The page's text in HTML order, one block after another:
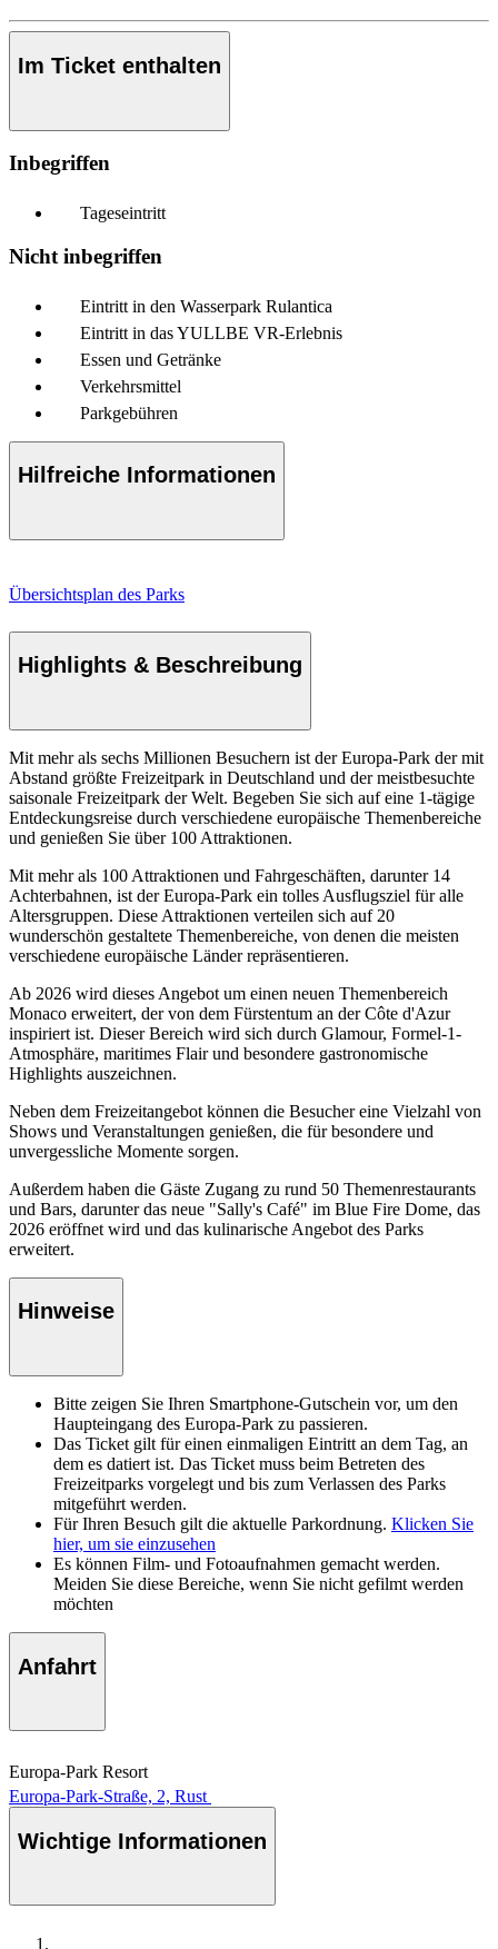
Im Ticket enthalten
Inbegriffen
Tageseintritt
Nicht inbegriffen
Eintritt in den Wasserpark Rulantica
Eintritt in das YULLBE VR-Erlebnis
Essen und Getränke
Verkehrsmittel
Parkgebühren
Hilfreiche Informationen
Übersichtsplan des Parks
Highlights & Beschreibung
Mit mehr als sechs Millionen Besuchern ist der Europa-Park der mit
Abstand größte Freizeitpark in Deutschland und der meistbesuchte
saisonale Freizeitpark der Welt. Begeben Sie sich auf eine 1-tägige
Entdeckungsreise durch verschiedene europäische Themenbereiche
und genießen Sie über 100 Attraktionen.
Mit mehr als 100 Attraktionen und Fahrgeschäften, darunter 14
Achterbahnen, ist der Europa-Park ein tolles Ausflugsziel für alle
Altersgruppen. Diese Attraktionen verteilen sich auf 20
wunderschön gestaltete Themenbereiche, von denen die meisten
verschiedene europäische Länder repräsentieren.
Ab 2026 wird dieses Angebot um einen neuen Themenbereich
Monaco erweitert, der von dem Fürstentum an der Côte d'Azur
inspiriert ist. Dieser Bereich wird sich durch Glamour, Formel-1-
Atmosphäre, maritimes Flair und besondere gastronomische
Highlights auszeichnen.
Neben dem Freizeitangebot können die Besucher eine Vielzahl von
Shows und Veranstaltungen genießen, die für besondere und
unvergessliche Momente sorgen.
Außerdem haben die Gäste Zugang zu rund 50 Themenrestaurants
und Bars, darunter das neue "Sally's Café" im Blue Fire Dome, das
2026 eröffnet wird und das kulinarische Angebot des Parks
erweitert.
Hinweise
Bitte zeigen Sie Ihren Smartphone-Gutschein vor, um den
Haupteingang des Europa-Park zu passieren.
Das Ticket gilt für einen einmaligen Eintritt an dem Tag, an
dem es datiert ist. Das Ticket muss beim Betreten des
Freizeitparks vorgelegt und bis zum Verlassen des Parks
mitgeführt werden.
Für Ihren Besuch gilt die aktuelle Parkordnung. Klicken Sie
hier, um sie einzusehen
Es können Film- und Fotoaufnahmen gemacht werden.
Meiden Sie diese Bereiche, wenn Sie nicht gefilmt werden
möchten
Anfahrt
Europa-Park Resort
Europa-Park-Straße, 2, Rust
Wichtige Informationen